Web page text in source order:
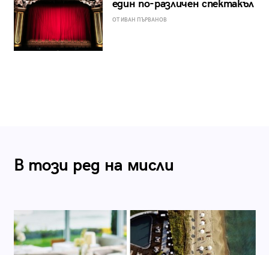
един по-различен спектакъл
ОТ ИВАН ПЪРВАНОВ
В този ред на мисли